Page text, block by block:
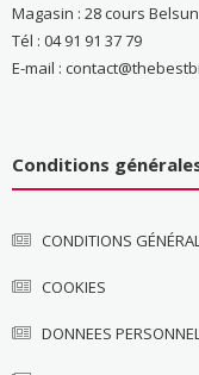
Magasin : 28 cours
Tél : 04 91 91 37 79
E-mail :
Conditions
CONDITIONS
COOKIES
DONNEES